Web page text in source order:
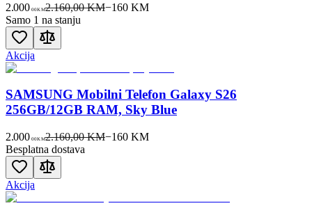
2.000 00KM2.160,00 KM−160KM
Samo 1 na stanju
Akcija
SAMSUNG Mobilni Telefon Galaxy S26
256GB/12GB RAM, Sky Blue
2.000 00KM2.160,00 KM−160KM
Besplatna dostava
Akcija